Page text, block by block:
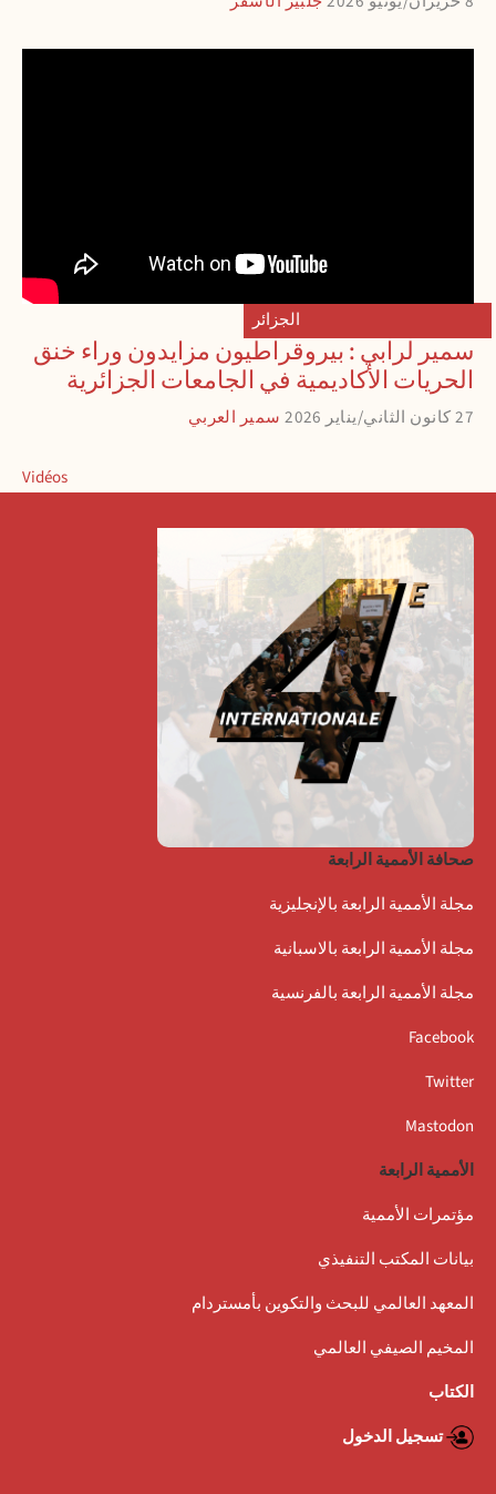
الجزائر
سمير لرابي : بيروقراطيون مزايدون وراء خنق
الحريات الأكاديمية في الجامعات الجزائرية
27 كانون الثاني/يناير 2026 سمير العربي
Vidéos
صحافة الأممية الرابعة
مجلة الأممية الرابعة بالإنجليزية
مجلة الأممية الرابعة بالاسبانية
مجلة الأممية الرابعة بالفرنسية
Facebook
Twitter
Mastodon
الأممية الرابعة
مؤتمرات الأممية
بيانات المكتب التنفيذي
المعهد العالمي للبحث والتكوين بأمستردام
المخيم الصيفي العالمي
الكتاب
تسجيل الدخول